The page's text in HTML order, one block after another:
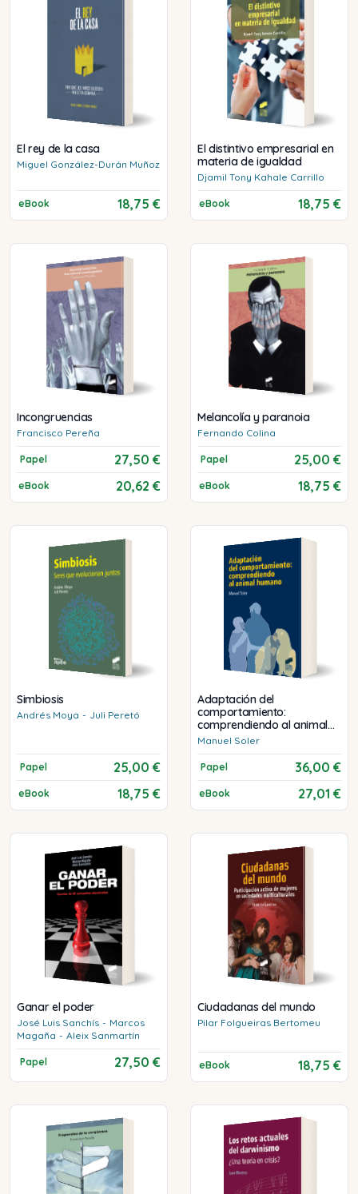
El rey de la casa
Miguel González-Durán Muñoz
eBook 18,75 €
El distintivo empresarial en
materia de igualdad
Djamil Tony Kahale Carrillo
eBook 18,75 €
Incongruencias
Francisco Pereña
Papel 27,50 €
eBook 20,62 €
Melancolía y paranoia
Fernando Colina
Papel 25,00 €
eBook 18,75 €
Simbiosis
Andrés Moya - Juli Peretó
Papel 25,00 €
eBook 18,75 €
Adaptación del
comportamiento:
comprendiendo al animal
humano
Manuel Soler
Papel 36,00 €
eBook 27,01 €
Ganar el poder
José Luis Sanchís - Marcos
Magaña - Aleix Sanmartín
Papel 27,50 €
Ciudadanas del mundo
Pilar Folgueiras Bertomeu
eBook 18,75 €